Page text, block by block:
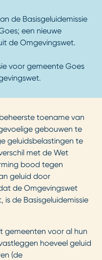
de Basisgeluidemissie
een nieuwe
de Omgevingswet.
voor gemeente Goes
toename van
gebouwen te
geluidsbelastingen te
met de Wet
bood tegen
geluid door
de Omgevingswet
de Basisgeluidemissie
gemeenten voor al hun
hoeveel geluid
(de